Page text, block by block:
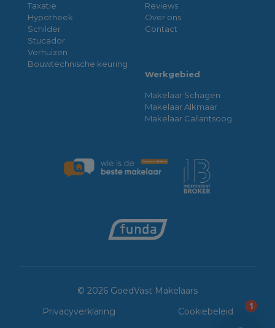
Taxatie
Hypotheek
Schilder
Stucador
Verhuizen
Bouwtechnische keuring
Reviews
Over ons
Contact
Werkgebied
Makelaar Schagen
Makelaar Alkmaar
Makelaar Callantsoog
© 2026 GoedVast Makelaars
Privacyverklaring
Cookiebeleid
1